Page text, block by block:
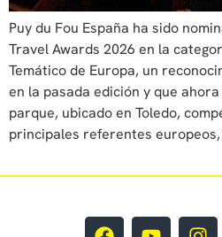
Puy du Fou España ha sido
Travel Awards 2026 en la
Temático de Europa, un
en la pasada edición y que
parque, ubicado en Toledo,
principales referentes